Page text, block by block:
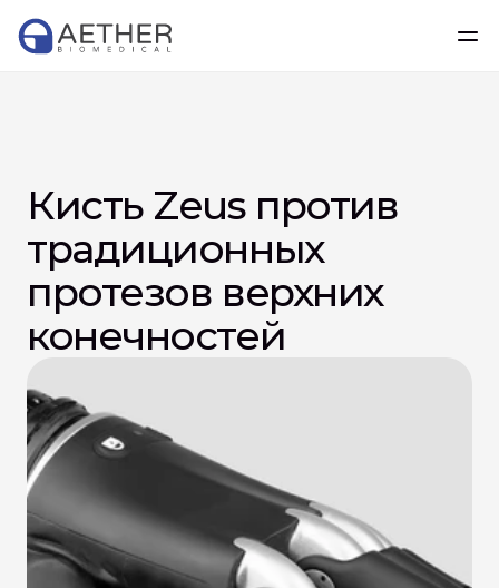
Кисть Zeus против
традиционных
протезов верхних
конечностей